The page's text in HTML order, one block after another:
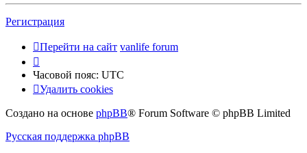
Регистрация
Перейти на сайт vanlife forum
Часовой пояс: UTC
Удалить cookies
Создано на основе phpBB® Forum Software © phpBB Limited
Русская поддержка phpBB